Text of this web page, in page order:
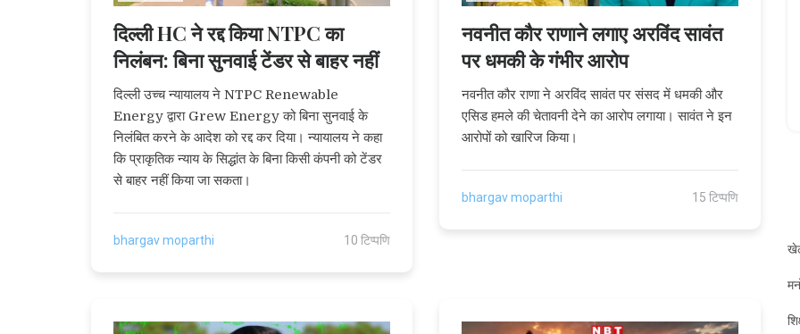
दिल्ली HC ने रद्द किया NTPC का
निलंबन: बिना सुनवाई टेंडर से बाहर नहीं
दिल्ली उच्च न्यायालय ने NTPC Renewable
Energy द्वारा Grew Energy को बिना सुनवाई के
निलंबित करने के आदेश को रद्द कर दिया। न्यायालय ने कहा
कि प्राकृतिक न्याय के सिद्धांत के बिना किसी कंपनी को टेंडर
से बाहर नहीं किया जा सकता।
bhargav moparthi 10 टिप्पणि
नवनीत कौर राणाने लगाए अरविंद सावंत
पर धमकी के गंभीर आरोप
नवनीत कौर राणा ने अरविंद सावंत पर संसद में धमकी और
एसिड हमले की चेतावनी देने का आरोप लगाया। सावंत ने इन
आरोपों को खारिज किया।
bhargav moparthi 15 टिप्पणि